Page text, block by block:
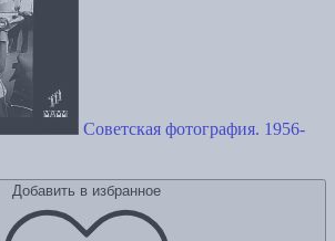
Советская фотография. 1956-
Добавить в избранное